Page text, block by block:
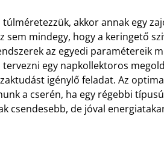
akkor annak egy
sem mindegy, hogy a keringető
az egyedi paramétereik
tervezni egy napkollektoros
igénylő feladat. Az
a cserén, ha egy régebbi
csendesebb, de jóval